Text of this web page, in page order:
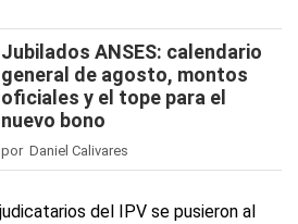
Jubilados ANSES: calendario
general de agosto, montos
oficiales y el tope para el
nuevo bono
por Daniel Calivares